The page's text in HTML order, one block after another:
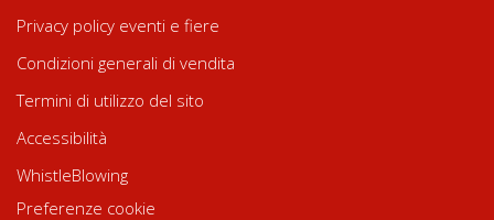
Privacy policy eventi e fiere
Condizioni generali di vendita
Termini di utilizzo del sito
Accessibilità
WhistleBlowing
Preferenze cookie